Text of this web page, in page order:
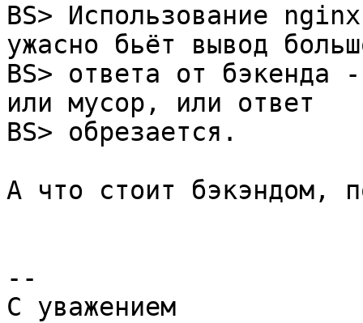
BS> Использование
ужасно бьёт вывод
BS> ответа от бэкенда
или мусор, или ответ
BS> обрезается.
А что стоит бэкэндом,
--
С уважением